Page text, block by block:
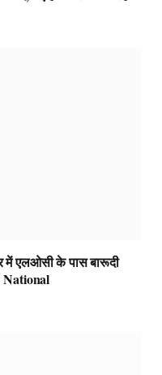
में एलओसी के पास बारूदी
National